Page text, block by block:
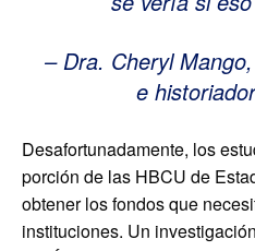
– Dra. Cheryl
e
Desafortunadamente, los
porción de las HBCU de
obtener los fondos que
instituciones. Un